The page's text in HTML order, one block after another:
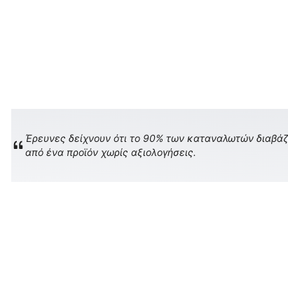
Έρευνες δείχνουν ότι το 90% των καταναλωτών
από ένα προϊόν χωρίς αξιολογήσεις.